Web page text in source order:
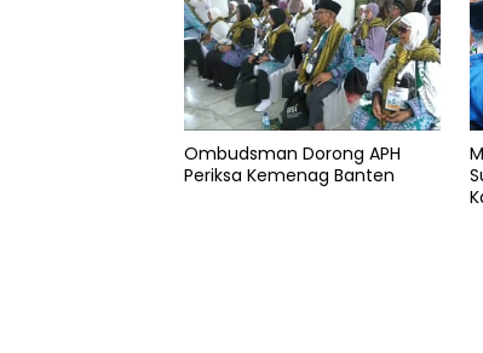
Ombudsman Dorong APH
Periksa Kemenag Banten